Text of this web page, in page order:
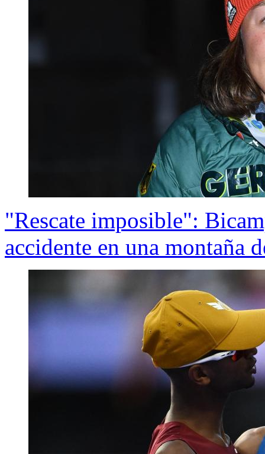
"Rescate imposible":
accidente en una montaña